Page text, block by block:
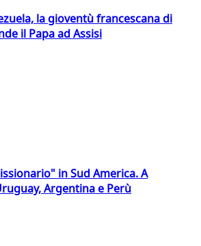
la gioventù francescana di
il Papa ad Assisi
in Sud America. A
Argentina e Perù